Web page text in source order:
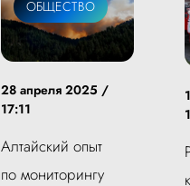
ОБЩЕСТВО
28 апреля 2025 /
17:11
Алтайский опыт
по мониторингу